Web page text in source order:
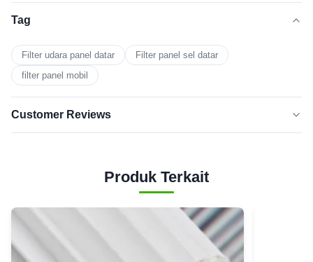
Tag
Filter udara panel datar
Filter panel sel datar
filter panel mobil
Customer Reviews
5
BINTANG
3
Produk Terkait